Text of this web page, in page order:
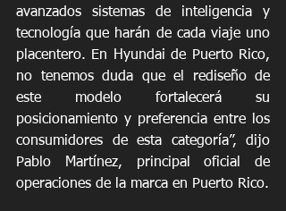
avanzados sistemas de inteligencia y
tecnología que harán de cada viaje uno
placentero. En Hyundai de Puerto Rico,
no tenemos duda que el rediseño de
este modelo fortalecerá su
posicionamiento y preferencia entre los
consumidores de esta categoría”, dijo
Pablo Martínez, principal oficial de
operaciones de la marca en Puerto Rico.